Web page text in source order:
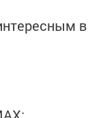
в